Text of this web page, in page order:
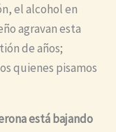
el alcohol en
agravan esta
de años;
quienes pisamos
está bajando